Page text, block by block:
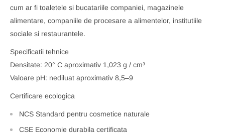
cum ar fi toaletele si bucatariile companiei, magazinele
alimentare, companiile de procesare a alimentelor, institutiile
sociale si restaurantele.
Specificatii tehnice
Densitate: 20° C aproximativ 1,023 g / cm³
Valoare pH: nediluat aproximativ 8,5–9
Certificare ecologica
NCS Standard pentru cosmetice naturale
CSE Economie durabila certificata